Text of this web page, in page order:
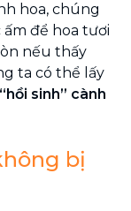
hoa, chúng
để hoa tươi
nếu thấy
ta có thể lấy
“hồi sinh” cành
bị